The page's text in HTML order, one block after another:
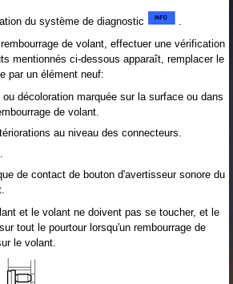
du système de diagnostic
de volant, effectuer une vérification
mentionnés ci-dessous apparaît, remplacer le
par un élément neuf:
décoloration marquée sur la surface ou dans
de volant.
au niveau des connecteurs.
de contact de bouton d'avertisseur sonore du
et le volant ne doivent pas se toucher, et le
tout le pourtour lorsqu'un rembourrage de
le volant.